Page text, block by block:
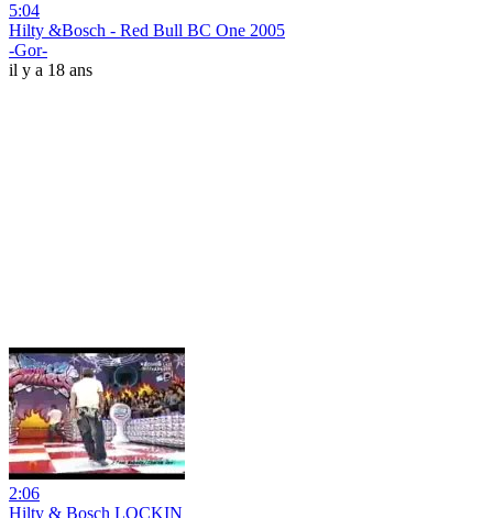
5:04
Hilty &Bosch - Red Bull BC One 2005
-Gor-
il y a 18 ans
2:06
Hilty & Bosch LOCKIN